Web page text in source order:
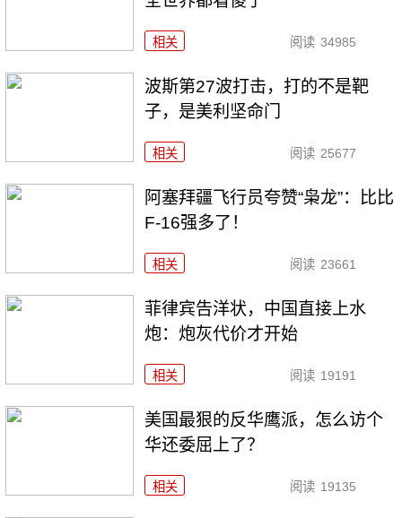
相关 阅读 34985
波斯第27波打击，打的不是靶
子，是美利坚命门
相关 阅读 25677
阿塞拜疆飞行员夸赞“枭龙”：比比
F-16强多了！
相关 阅读 23661
菲律宾告洋状，中国直接上水
炮：炮灰代价才开始
相关 阅读 19191
美国最狠的反华鹰派，怎么访个
华还委屈上了？
相关 阅读 19135